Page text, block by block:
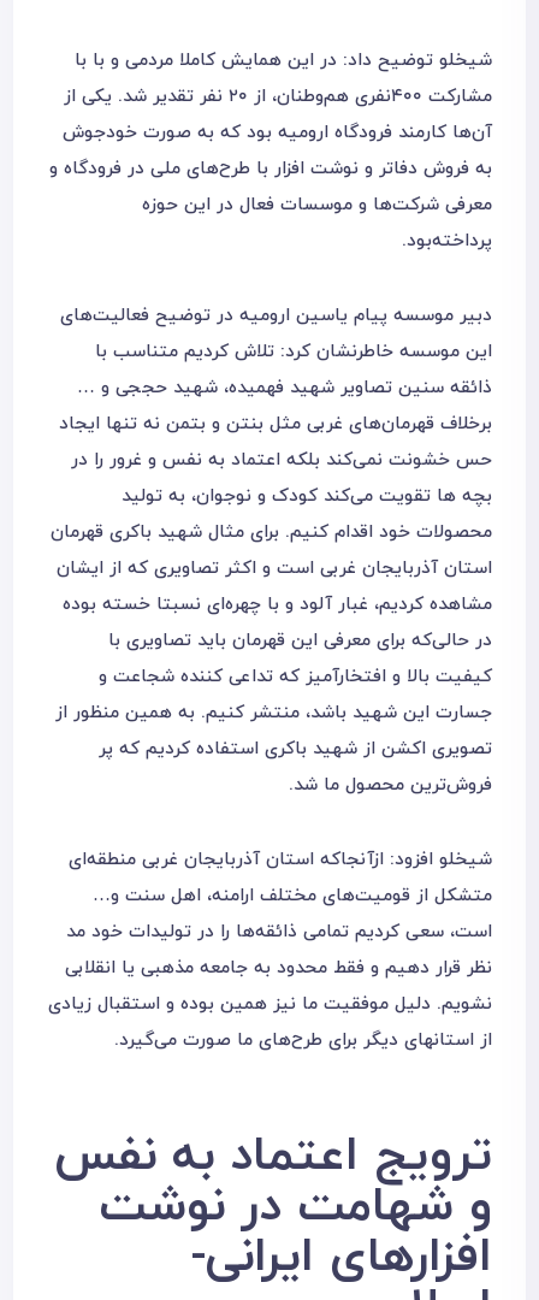
شیخلو توضیح داد: در این همایش کاملا مردمی و با با
مشارکت ۴۰۰نفری هم‌وطنان، از ۲۰ نفر تقدیر شد. یکی از
آن‌ها کارمند فرودگاه ارومیه بود که به صورت خودجوش
به فروش دفاتر و نوشت افزار با طرح‌های ملی در فرودگاه و
معرفی شرکت‌ها و موسسات فعال در این حوزه
پرداخته‌‌بود.
دبیر موسسه پیام یاسین ارومیه در توضیح فعالیت‌های
این موسسه خاطرنشان کرد: تلاش کردیم متناسب با
ذائقه سنین تصاویر شهید فهمیده، شهید حججی و …
برخلاف قهرمان‌های غربی مثل بنتن و بتمن نه تنها ایجاد
حس خشونت نمی‌کند بلکه اعتماد به نفس و غرور را در
بچه ها تقویت می‌کند کودک و نوجوان، به تولید
محصولات خود اقدام کنیم. برای مثال شهید باکری قهرمان
استان آذربایجان غربی است و اکثر تصاویری که از ایشان
مشاهده کردیم، غبار آلود و با چهره‌ای نسبتا خسته بوده
در حالی‌که برای معرفی این قهرمان باید تصاویری با
کیفیت بالا و افتخارآمیز که تداعی کننده شجاعت و
جسارت این شهید باشد، منتشر کنیم. به همین منظور از
تصویری اکشن از شهید باکری استفاده کردیم که پر
فروش‌ترین محصول ما شد.
شیخلو افزود: از‌آنجا‌که استان آذربایجان غربی منطقه‌‌ای
متشکل از قومیت‌های مختلف ارامنه، اهل سنت و…
است، سعی کردیم تمامی ذائقه‌ها را در تولیدات خود مد
نظر قرار دهیم و فقط محدود به جامعه مذهبی یا انقلابی
نشویم. دلیل موفقیت ما نیز همین بوده و استقبال زیادی
از استانهای دیگر برای طرح‌های ما صورت می‌گیرد.
ترویج اعتماد به نفس
و شهامت در نوشت
افزارهای ایرانی-